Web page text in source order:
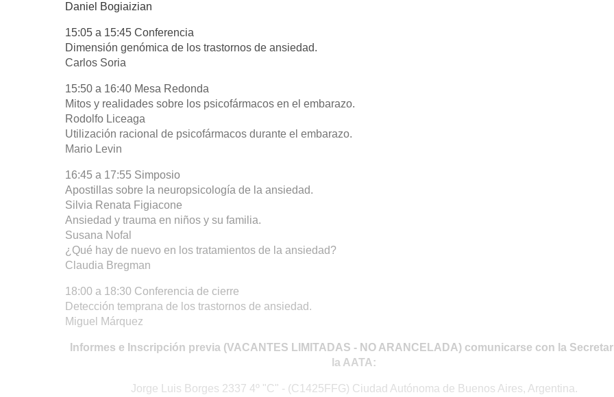
Daniel Bogiaizian
15:05 a 15:45 Conferencia
Dimensión genómica de los trastornos de ansiedad.
Carlos Soria
15:50 a 16:40 Mesa Redonda
Mitos y realidades sobre los psicofármacos en el embarazo.
Rodolfo Liceaga
Utilización racional de psicofármacos durante el embarazo.
Mario Levin
16:45 a 17:55 Simposio
Apostillas sobre la neuropsicología de la ansiedad.
Silvia Renata Figiacone
Ansiedad y trauma en niños y su familia.
Susana Nofal
¿Qué hay de nuevo en los tratamientos de la ansiedad?
Claudia Bregman
18:00 a 18:30 Conferencia de cierre
Detección temprana de los trastornos de ansiedad.
Miguel Márquez
Informes e Inscripción previa (VACANTES LIMITADAS - NO ARANCELADA) comunicarse con la
la AATA:
Jorge Luis Borges 2337 4º "C" - (C1425FFG) Ciudad Autónoma de Buenos Aires, Argentina.